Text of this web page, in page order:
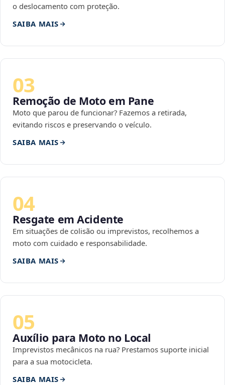
o deslocamento com proteção.
SAIBA MAIS
03
Remoção de Moto em Pane
Moto que parou de funcionar? Fazemos a retirada,
evitando riscos e preservando o veículo.
SAIBA MAIS
04
Resgate em Acidente
Em situações de colisão ou imprevistos, recolhemos a
moto com cuidado e responsabilidade.
SAIBA MAIS
05
Auxílio para Moto no Local
Imprevistos mecânicos na rua? Prestamos suporte inicial
para a sua motocicleta.
SAIBA MAIS